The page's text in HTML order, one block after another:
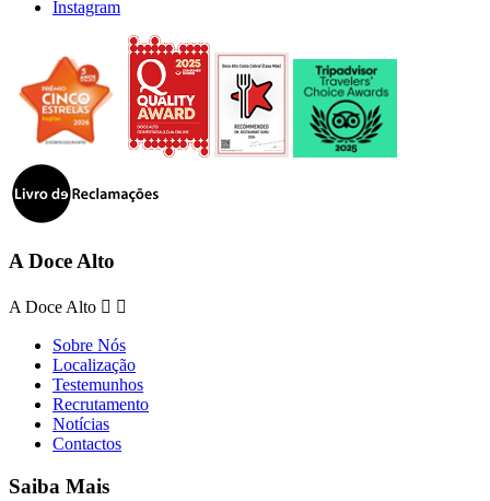
Instagram
A Doce Alto
A Doce Alto  
Sobre Nós
Localização
Testemunhos
Recrutamento
Notícias
Contactos
Saiba Mais